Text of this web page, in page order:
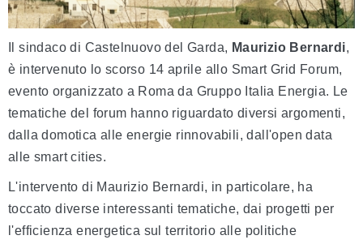
Il sindaco di Castelnuovo del Garda, Maurizio Bernardi,
è intervenuto lo scorso 14 aprile allo Smart Grid Forum,
evento organizzato a Roma da Gruppo Italia Energia. Le
tematiche del forum hanno riguardato diversi argomenti,
dalla domotica alle energie rinnovabili, dall'open data
alle smart cities.
L'intervento di Maurizio Bernardi, in particolare, ha
toccato diverse interessanti tematiche, dai progetti per
l'efficienza energetica sul territorio alle politiche